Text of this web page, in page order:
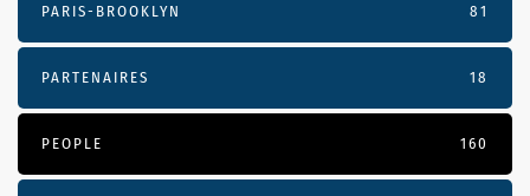
PARIS-BROOKLYN 81
PARTENAIRES 18
PEOPLE 160